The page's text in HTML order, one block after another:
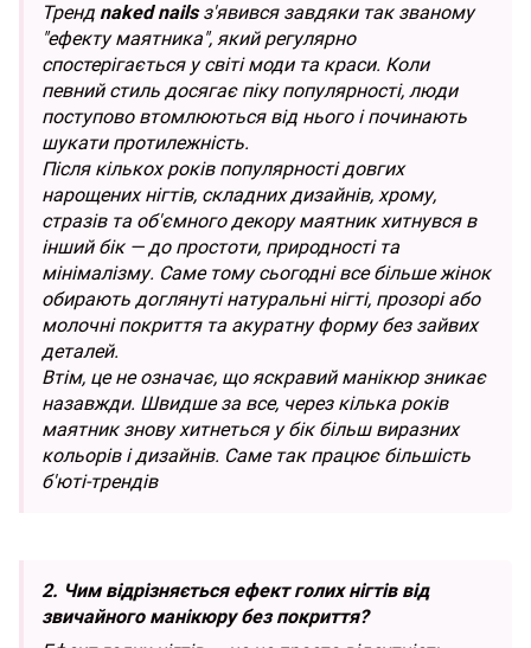
Тренд naked nailsз'явився завдяки так званому
"ефекту маятника", який регулярно
спостерігається у світі моди та краси. Коли
певний стиль досягає піку популярності, люди
поступово втомлюються від нього і починають
шукати протилежність.
Після кількох років популярності довгих
нарощених нігтів, складних дизайнів, хрому,
стразів та об'ємного декору маятник хитнувся в
інший бік — до простоти, природності та
мінімалізму. Саме тому сьогодні все більше жінок
обирають доглянуті натуральні нігті, прозорі або
молочні покриття та акуратну форму без зайвих
деталей.
Втім, це не означає, що яскравий манікюр зникає
назавжди. Швидше за все, через кілька років
маятник знову хитнеться у бік більш виразних
кольорів і дизайнів. Саме так працює більшість
б'юті-трендів
2. Чим відрізняється ефект голих нігтів від
звичайного манікюру без покриття?